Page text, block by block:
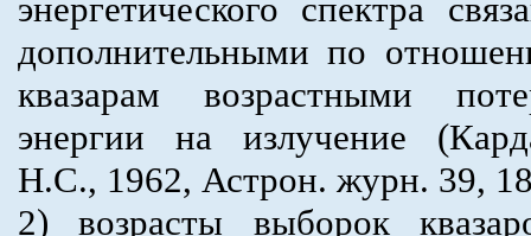
энергетического спектра
дополнительными по
квазарам возрастными
энергии на излучение
Н.С., 1962, Астрон. журн. 39,
2) возрасты выборок